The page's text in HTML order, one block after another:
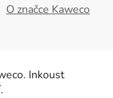
O značce Kaweco
Inkoust